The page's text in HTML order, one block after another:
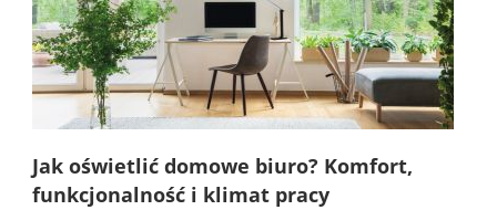
Jak oświetlić domowe biuro? Komfort,
funkcjonalność i klimat pracy